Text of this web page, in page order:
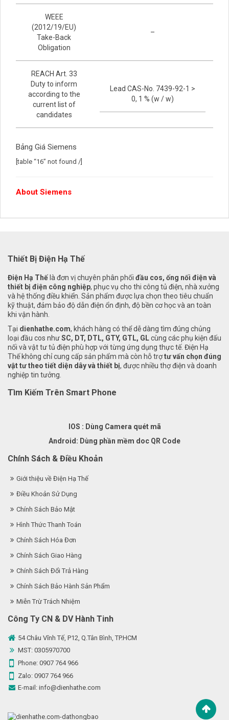
WEEE
(2012/19/EU)
Take-Back
Obligation
–
REACH Art. 33
Duty to inform
according to the
current list of
candidates
Lead CAS-No. 7439-92-1 >
0, 1 % (w / w)
Bảng Giá Siemens
[table “16” not found /]
About Siemens
Thiết Bị Điện Hạ Thế
Điện Hạ Thếlà đơn vị chuyên phân phối đầu cos, ống nối điện và
thiết bị điện công nghiệp, phục vụ cho thi công tủ điện, nhà xưởng
và hệ thống điều khiển. Sản phẩm được lựa chọn theo tiêu chuẩn
kỹ thuật, đảm bảo độ dẫn điện ổn định, độ bền cơ học và an toàn
khi vận hành.
Tại dienhathe.com, khách hàng có thể dễ dàng tìm đúng chủng
loại đầu cos nhưSC, DT, DTL, GTY, GTL, GLcùng các phụ kiện đấu
nối và vật tư tủ điện phù hợp với từng ứng dụng thực tế. Điện Hạ
Thế không chỉ cung cấp sản phẩm mà còn hỗ trợtư vấn chọn đúng
vật tư theo tiết diện dây và thiết bị, được nhiều thợ điện và doanh
nghiệp tin tưởng.
Tìm Kiếm Trên Smart Phone
IOS : Dùng Camera quét mã
Android: Dùng phần mềm doc QR Code
Chính Sách & Điều Khoản
Giới thiệu về Điện Hạ Thế
Điều Khoản Sử Dụng
Chính Sách Bảo Mật
Hình Thức Thanh Toán
Chính Sách Hóa Đơn
Chính Sách Giao Hàng
Chính Sách Đổi Trả Hàng
Chính Sách Bảo Hành Sản Phẩm
Miễn Trừ Trách Nhiệm
Công Ty CN & DV Hành Tinh
54 Châu Vĩnh Tế, P12, Q.Tân Bình, TP.HCM
MST: 0305970700
Phone: 0907 764 966
Zalo: 0907 764 966
E-mail: info@dienhathe.com